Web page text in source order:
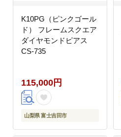
K10PG（ピンクゴール
ド） フレームスクエア
ダイヤモンドピアス
CS-735
115,000円
山梨県 富士吉田市